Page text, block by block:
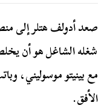
شغله الشاغل هو أن
مع بينيتو موسوليني،
الأفق.